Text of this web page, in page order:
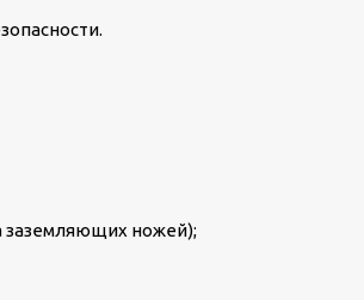
заземляющих ножей);